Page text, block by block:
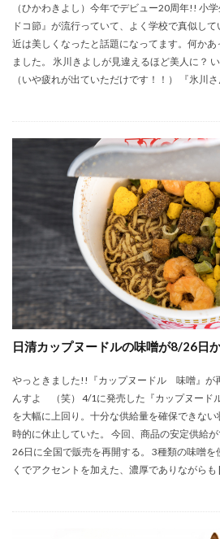
（ひかわきよし）今年でデビュー20周年!! 小
ドコ節』が流行っていて、よく学校で真似し
近は美しくなったと話題になってます。何か
ました。 氷川きよしが見違えるほど美人に？
（いや疲れが出ていただけです！！） 『氷川
日清カップヌードルの味噌が8/26日
やっときました!!『カップヌードル 味噌』が
んすよ （笑） 4/1に発売した『カップヌー
を大幅に上回り。十分な供給量を確保できな
時的に休止していた。 今回、商品の安定供給
26日に全国で販売を再開する。 3種類の味噌
くでアクセントを加えた、濃厚でありながらも